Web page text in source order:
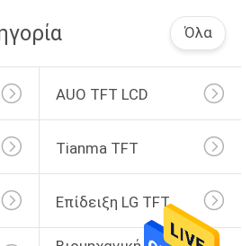
φραγμών
3
9
Όλα
AUO TFT LCD
Tianma TFT
Επίδειξη LG TFT